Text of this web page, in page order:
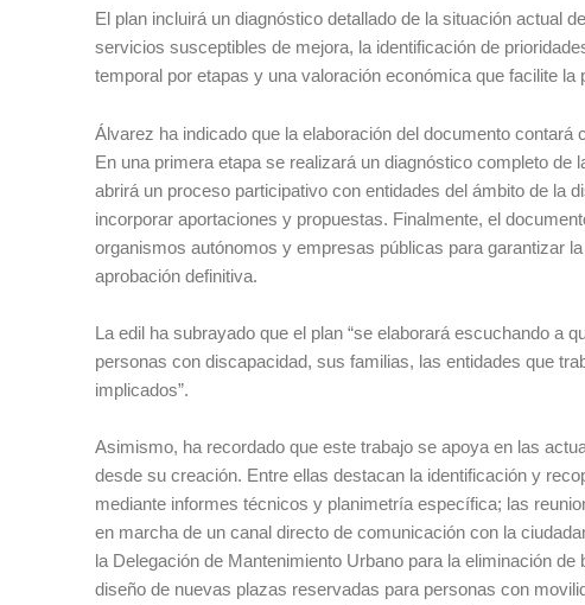
El plan incluirá un diagnóstico detallado de la situación actual
servicios susceptibles de mejora, la identificación de
temporal por etapas y una valoración económica que facilite
Álvarez ha indicado que la elaboración del documento
En una primera etapa se realizará un diagnóstico completo
abrirá un proceso participativo con entidades del ámbito de la
incorporar aportaciones y propuestas. Finalmente, el
organismos autónomos y empresas públicas para garantizar
aprobación definitiva.
La edil ha subrayado que el plan “se elaborará escuchando a
personas con discapacidad, sus familias, las entidades que
implicados”.
Asimismo, ha recordado que este trabajo se apoya en las
desde su creación. Entre ellas destacan la identificación y
mediante informes técnicos y planimetría específica; las
en marcha de un canal directo de comunicación con la
la Delegación de Mantenimiento Urbano para la eliminación
diseño de nuevas plazas reservadas para personas con